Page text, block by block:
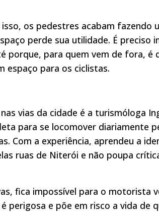
os pedestres acabam fazendo
perde sua utilidade. É preciso
porque, para quem vem de fora, é
espaço para os ciclistas.
vias da cidade é a turismóloga
para se locomover diariamente
Com a experiência, aprendeu a
ruas de Niterói e não poupa
fica impossível para o motorista
é perigosa e põe em risco a vida